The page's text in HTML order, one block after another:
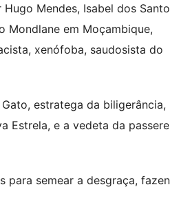
Mendes, Isabel dos
Mondlane em Moçambique,
xenófoba, saudosista do
estratega da biligerância,
Estrela, e a vedeta da
semear a desgraça,